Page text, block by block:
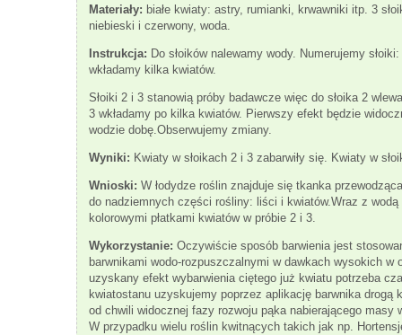
Materiały: białe kwiaty: astry, rumianki, krwawniki itp. 3
niebieski i czerwony, woda.
Instrukcja: Do słoików nalewamy wody. Numerujemy
wkładamy kilka kwiatów.
Słoiki 2 i 3 stanowią próby badawcze więc do słoika 2
3 wkładamy po kilka kwiatów. Pierwszy efekt będzie
wodzie dobę.Obserwujemy zmiany.
Wyniki: Kwiaty w słoikach 2 i 3 zabarwiły się. Kwiaty w
Wnioski: W łodydze roślin znajduje się tkanka
do nadziemnych części rośliny: liści i kwiatów.Wraz z wodą
kolorowymi płatkami kwiatów w próbie 2 i 3.
Wykorzystanie: Oczywiście sposób barwienia jest
barwnikami wodo-rozpuszczalnymi w dawkach wysokich
uzyskany efekt wybarwienia ciętego już kwiatu potrzeba
kwiatostanu uzyskujemy poprzez aplikację barwnika drogą
od chwili widocznej fazy rozwoju pąka nabierającego masy
W przypadku wielu roślin kwitnących takich jak np.